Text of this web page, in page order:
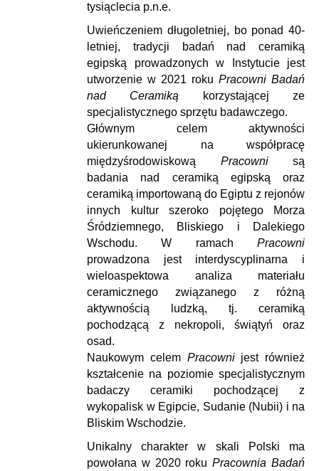
tysiąclecia p.n.e.
Uwieńczeniem długoletniej, bo ponad 40-
letniej, tradycji badań nad ceramiką
egipską prowadzonych w Instytucie jest
utworzenie w 2021 roku Pracowni Badań
nad Ceramiką korzystającej ze
specjalistycznego sprzętu badawczego.
Głównym celem aktywności
ukierunkowanej na współpracę
międzyśrodowiskową Pracownisą
badania nad ceramiką egipską oraz
ceramiką importowaną do Egiptu z rejonów
innych kultur szeroko pojętego Morza
Śródziemnego, Bliskiego i Dalekiego
Wschodu. W ramach Pracowni
prowadzona jest interdyscyplinarna i
wieloaspektowa analiza materiału
ceramicznego związanego z różną
aktywnością ludzką, tj. ceramiką
pochodzącą z nekropoli, świątyń oraz
osad.
Naukowym celem Pracownijest również
kształcenie na poziomie specjalistycznym
badaczy ceramiki pochodzącej z
wykopalisk w Egipcie, Sudanie (Nubii) i na
Bliskim Wschodzie.
Unikalny charakter w skali Polski ma
powołana w 2020 rokuPracownia Badań